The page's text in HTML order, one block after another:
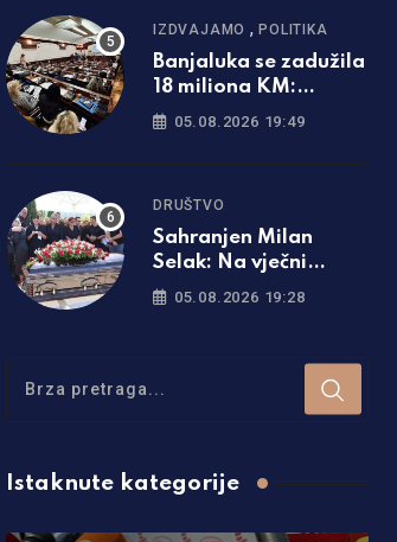
IZDVAJAMO ,POLITIKA
Banjaluka se zadužila
18 miliona KM:
Poznato šta će biti sa
05.08.2026 19:49
DRUŠTVO
Sahranjen Milan
Selak: Na vječni
počinak ga ispratio
05.08.2026 19:28
Istaknute kategorije